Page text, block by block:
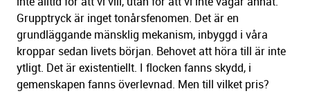
Grupptryck är inget tonårsfenomen. Det är en
grundläggande mänsklig mekanism, inbyggd i våra
kroppar sedan livets början. Behovet att höra till är inte
ytligt. Det är existentiellt. I flocken fanns skydd, i
gemenskapen fanns överlevnad. Men till vilket pris?